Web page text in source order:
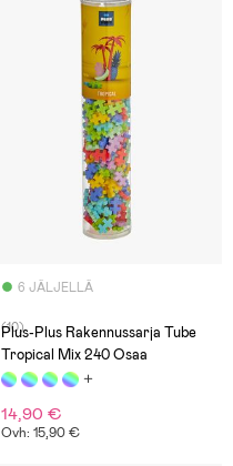
6 JÄLJELLÄ
(10)
Plus-Plus Rakennussarja Tube
Tropical Mix 240 Osaa
14,90 €
Ovh: 15,90 €